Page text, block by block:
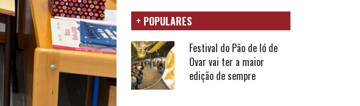
+ POPULARES
Festival do Pão de ló de
Ovar vai ter a maior
edição de sempre